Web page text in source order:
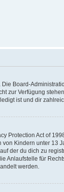
Board-
zur Verfügung
ist und dir
Protection Act of
Kindern unter 13
der du dich zu
Anlaufstelle für
werden.